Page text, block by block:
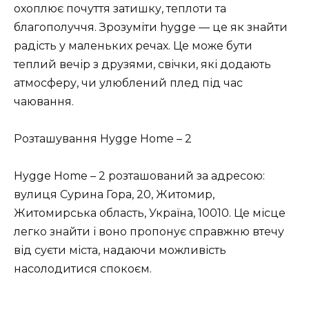
охоплює почуття затишку, теплоти та
благополуччя. Зрозуміти hygge — це як знайти
радість у маленьких речах. Це може бути
теплий вечір з друзями, свічки, які додають
атмосферу, чи улюблений плед під час
чаювання.
Розташування Hygge Home – 2
Hygge Home – 2 розташований за адресою:
вулиця Сурина Гора, 20, Житомир,
Житомирська область, Україна, 10010. Це місце
легко знайти і воно пропонує справжню втечу
від суєти міста, надаючи можливість
насолодитися спокоєм.